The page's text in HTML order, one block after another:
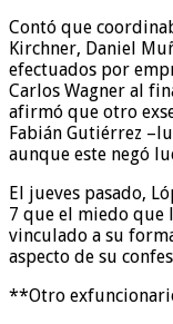
Contó que
Kirchner, Daniel
efectuados por
Carlos Wagner al
afirmó que otro
Fabián Gutiérrez
aunque este negó
El jueves pasado,
7 que el miedo que
vinculado a su
aspecto de su
**Otro